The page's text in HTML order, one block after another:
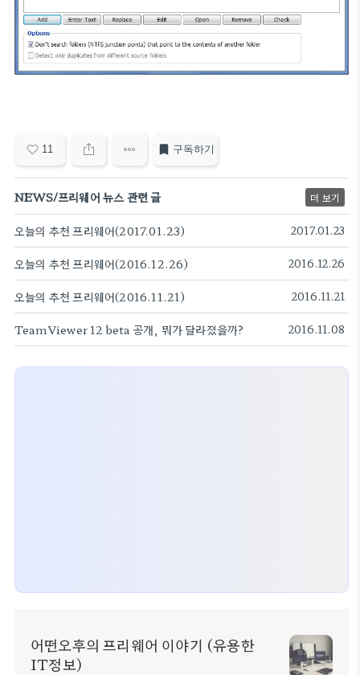
11 구독하기
NEWS/프리웨어 뉴스 관련 글 더 보기
오늘의 추천 프리웨어(2017.01.23) 2017.01.23
오늘의 추천 프리웨어(2016.12.26) 2016.12.26
오늘의 추천 프리웨어(2016.11.21) 2016.11.21
TeamViewer 12 beta 공개, 뭐가 달라졌을까? 2016.11.08
어떤오후의 프리웨어 이야기 (유용한
IT정보)